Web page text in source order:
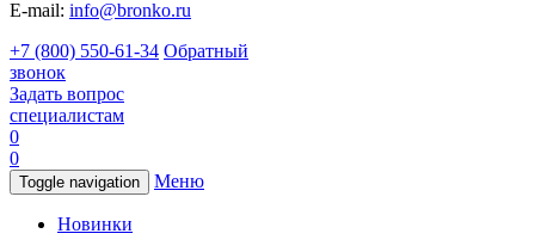
E-mail: info@bronko.ru
+7 (800) 550-61-34 Обратный
звонок
Задать вопрос
специалистам
0
0
Toggle navigation Меню
Новинки